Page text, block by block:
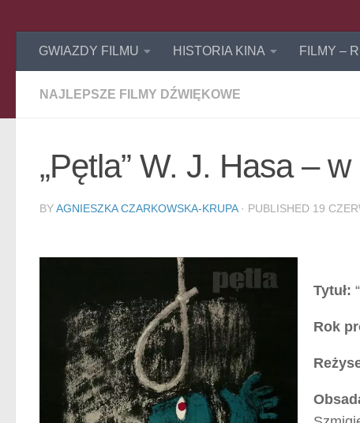
GWIAZDY FILMU HISTORIA KINA FILMY –
NAJLEPSZE FILMY DŹWIĘKOWE
„Pętla” W. J. Hasa –
BYAGNIESZKA CZARKOWSKA-KRUPA · PUBLISHED 19
Tytuł:
Rok